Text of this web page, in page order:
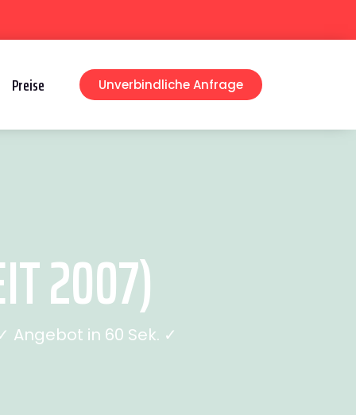
Preise Unverbindliche Anfrage
2007)
Angebot in 60 Sek. ✓